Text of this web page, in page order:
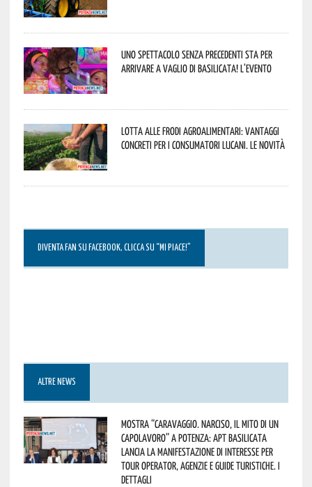
Uno spettacolo senza precedenti sta per
arrivare a Vaglio di Basilicata! L’evento
Lotta alle frodi agroalimentari: vantaggi
concreti per i consumatori lucani. Le novità
DIVENTA FAN SU FACEBOOK, CLICCA SU “MI PIACE!”
ALTRE NEWS
Mostra “Caravaggio. Narciso, il mito di un
capolavoro” a Potenza: APT Basilicata
lancia la manifestazione di interesse per
Tour Operator, Agenzie e Guide Turistiche. I
dettagli